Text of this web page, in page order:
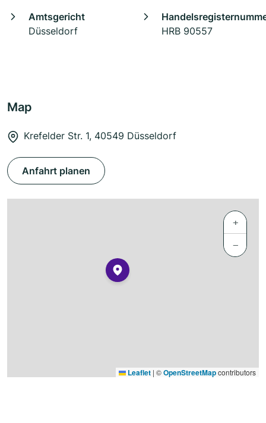
Amtsgericht
Düsseldorf
HRB 90557
Map
Krefelder Str. 1, 40549 Düsseldorf
Anfahrt planen
+
−
Leaflet | ©OpenStreetMapcontributors